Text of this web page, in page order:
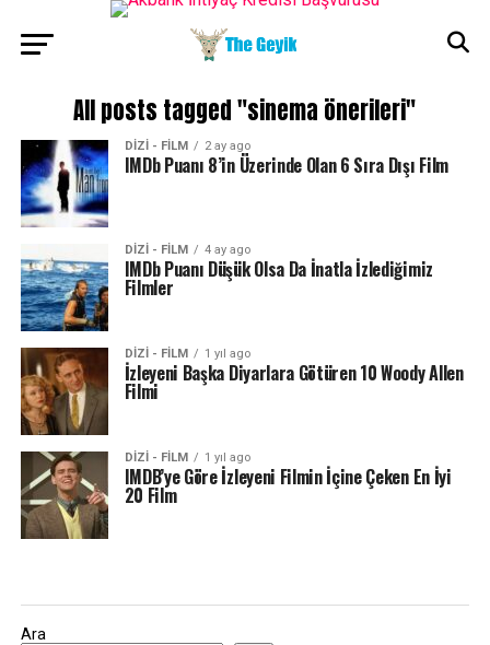
All posts tagged "sinema önerileri"
DİZİ - FİLM 2 ay ago
IMDb Puanı 8’in Üzerinde Olan 6 Sıra Dışı Film
DİZİ - FİLM 4 ay ago
IMDb Puanı Düşük Olsa Da İnatla İzlediğimiz
Filmler
DİZİ - FİLM 1 yıl ago
İzleyeni Başka Diyarlara Götüren 10 Woody Allen
Filmi
DİZİ - FİLM 1 yıl ago
IMDB’ye Göre İzleyeni Filmin İçine Çeken En İyi
20 Film
Ara